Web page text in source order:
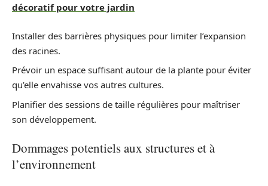
décoratif pour votre jardin
Installer des barrières physiques pour limiter l’expansion
des racines.
Prévoir un espace suffisant autour de la plante pour éviter
qu’elle envahisse vos autres cultures.
Planifier des sessions de taille régulières pour maîtriser
son développement.
Dommages potentiels aux structures et à
l’environnement